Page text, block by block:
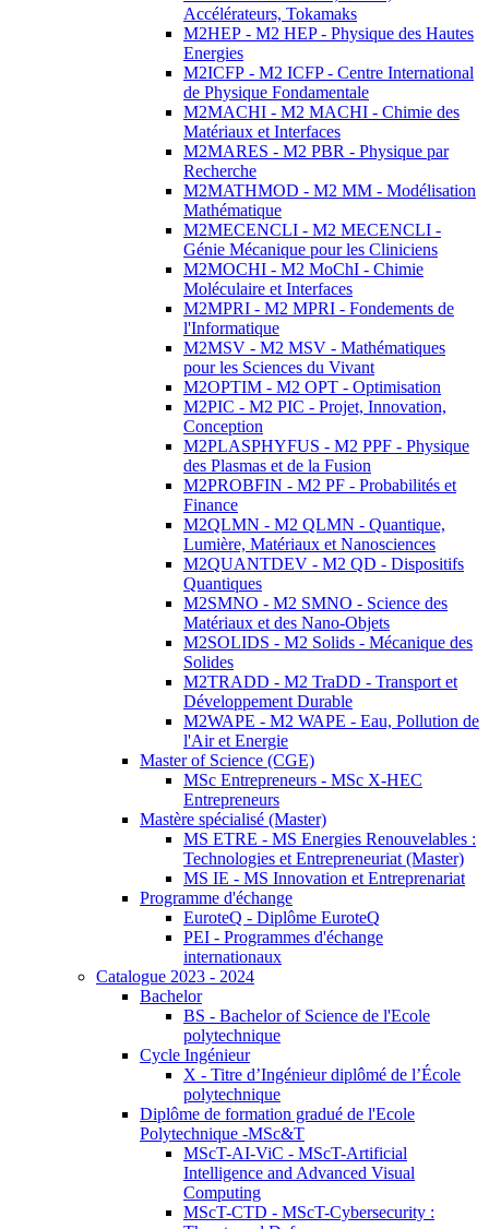
Accélérateurs, Tokamaks
M2HEP - M2 HEP - Physique des Hautes
Energies
M2ICFP - M2 ICFP - Centre International
de Physique Fondamentale
M2MACHI - M2 MACHI - Chimie des
Matériaux et Interfaces
M2MARES - M2 PBR - Physique par
Recherche
M2MATHMOD - M2 MM - Modélisation
Mathématique
M2MECENCLI - M2 MECENCLI -
Génie Mécanique pour les Cliniciens
M2MOCHI - M2 MoChI - Chimie
Moléculaire et Interfaces
M2MPRI - M2 MPRI - Fondements de
l'Informatique
M2MSV - M2 MSV - Mathématiques
pour les Sciences du Vivant
M2OPTIM - M2 OPT - Optimisation
M2PIC - M2 PIC - Projet, Innovation,
Conception
M2PLASPHYFUS - M2 PPF - Physique
des Plasmas et de la Fusion
M2PROBFIN - M2 PF - Probabilités et
Finance
M2QLMN - M2 QLMN - Quantique,
Lumière, Matériaux et Nanosciences
M2QUANTDEV - M2 QD - Dispositifs
Quantiques
M2SMNO - M2 SMNO - Science des
Matériaux et des Nano-Objets
M2SOLIDS - M2 Solids - Mécanique des
Solides
M2TRADD - M2 TraDD - Transport et
Développement Durable
M2WAPE - M2 WAPE - Eau, Pollution de
l'Air et Energie
Master of Science (CGE)
MSc Entrepreneurs - MSc X-HEC
Entrepreneurs
Mastère spécialisé (Master)
MS ETRE - MS Energies Renouvelables :
Technologies et Entrepreneuriat (Master)
MS IE - MS Innovation et Entreprenariat
Programme d'échange
EuroteQ - Diplôme EuroteQ
PEI - Programmes d'échange
internationaux
Catalogue 2023 - 2024
Bachelor
BS - Bachelor of Science de l'Ecole
polytechnique
Cycle Ingénieur
X - Titre d’Ingénieur diplômé de l’École
polytechnique
Diplôme de formation gradué de l'Ecole
Polytechnique -MSc&T
MScT-AI-ViC - MScT-Artificial
Intelligence and Advanced Visual
Computing
MScT-CTD - MScT-Cybersecurity :